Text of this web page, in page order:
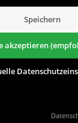
Speichern
akzeptieren